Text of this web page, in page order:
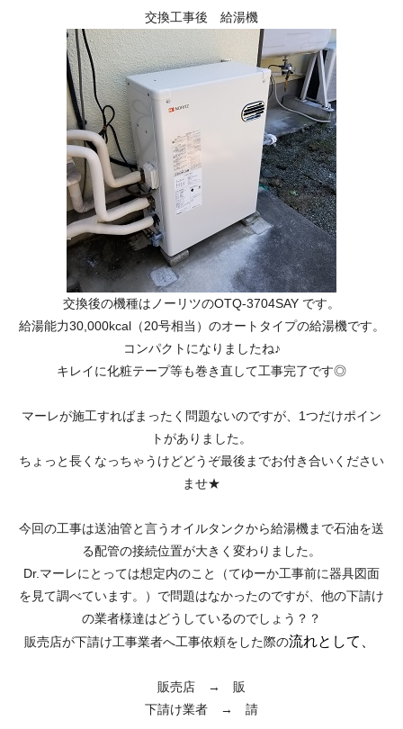
交換工事後 給湯機
交換後の機種はノーリツのOTQ-3704SAY です。
給湯能力30,000kcal（20号相当）のオートタイプの給湯機です。
コンパクトになりましたね♪
キレイに化粧テープ等も巻き直して工事完了です◎
マーレが施工すればまったく問題ないのですが、1つだけポイン
トがありました。
ちょっと長くなっちゃうけどどうぞ最後までお付き合いください
ませ★
今回の工事は送油管と言うオイルタンクから給湯機まで石油を送
る配管の接続位置が大きく変わりました。
Dr.マーレにとっては想定内のこと（てゆーか工事前に器具図面
を見て調べています。）で問題はなかったのですが、他の下請け
の業者様達はどうしているのでしょう？？
販売店が下請け工事業者へ工事依頼をした際の流れとして、
販売店 → 販
下請け業者 → 請